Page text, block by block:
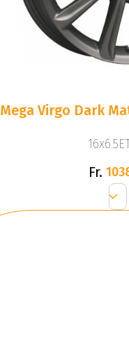
Mega Virgo Dark
Fr.